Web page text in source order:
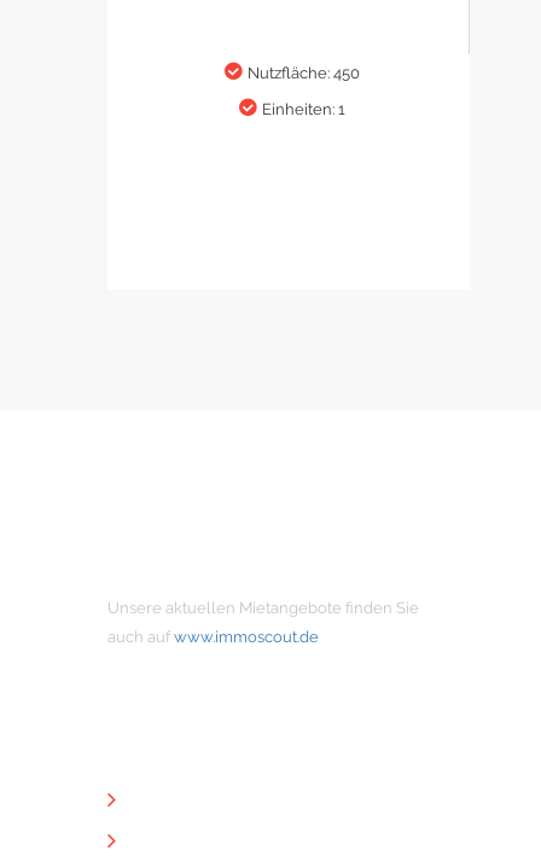
Nutzfläche: 450
Einheiten: 1
Unsere aktuellen Mietangebote finden Sie
auch auf www.immoscout.de